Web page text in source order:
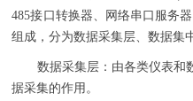
485接口转换器、网络串口服务
组成，分为数据采集层、数据集
数据采集层：由各类仪表和
据采集的作用。